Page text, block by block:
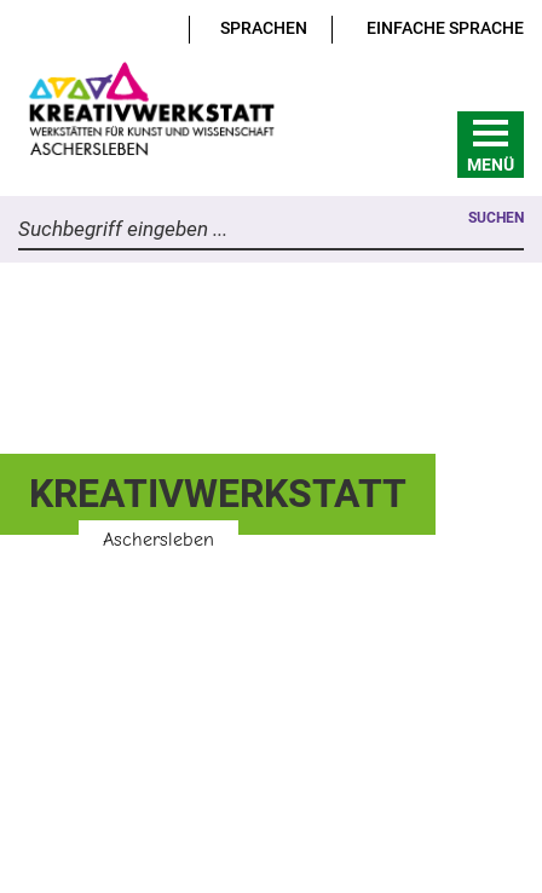
SPRACHEN EINFACHE SPRACHE
MENÜ
Suchbegriff eingeben ... SUCHEN
KREATIVWERKSTATT
Aschersleben